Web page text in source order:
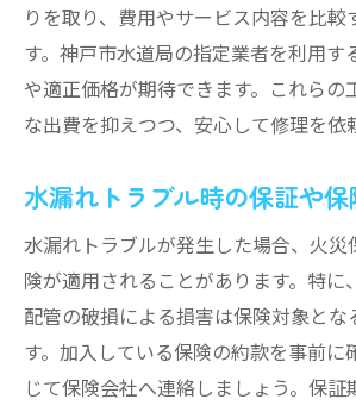
りを取り、費用やサービス内容を比較
す。神戸市水道局の指定業者を利用す
や適正価格が期待できます。これらの
な出費を抑えつつ、安心して修理を依
水漏れトラブル時の保証や
水漏れトラブルが発生した場合、火災
険が適用されることがあります。特に
配管の破損による損害は保険対象とな
す。加入している保険の約款を事前に
じて保険会社へ連絡しましょう。保証